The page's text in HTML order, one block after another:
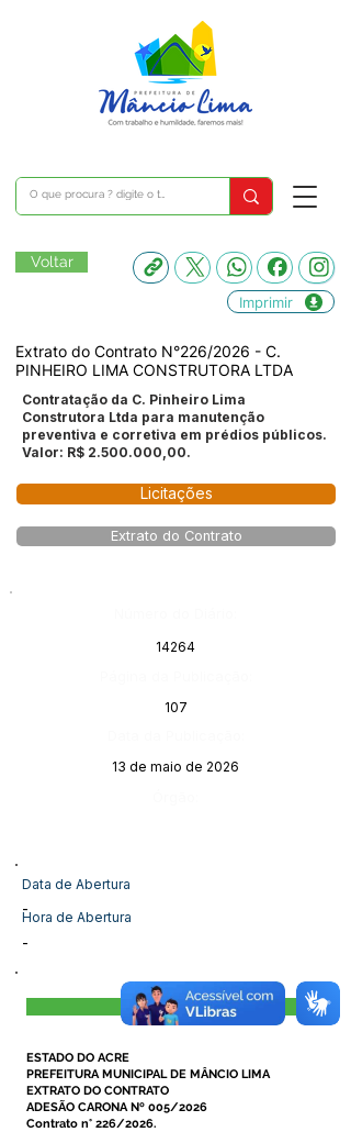
Voltar
Imprimir
Extrato do Contrato N°226/2026 - C.
PINHEIRO LIMA CONSTRUTORA LTDA
Contratação da C. Pinheiro Lima
Construtora Ltda para manutenção
preventiva e corretiva em prédios públicos.
Valor: R$ 2.500.000,00.
Licitações
Extrato do Contrato
14264
107
13 de maio de 2026
Data de Abertura
-
Hora de Abertura
-
Visualizar
ESTADO DO ACRE
PREFEITURA MUNICIPAL DE MÂNCIO LIMA
EXTRATO DO CONTRATO
ADESÃO CARONA Nº 005/2026
Contrato n° 226/2026.